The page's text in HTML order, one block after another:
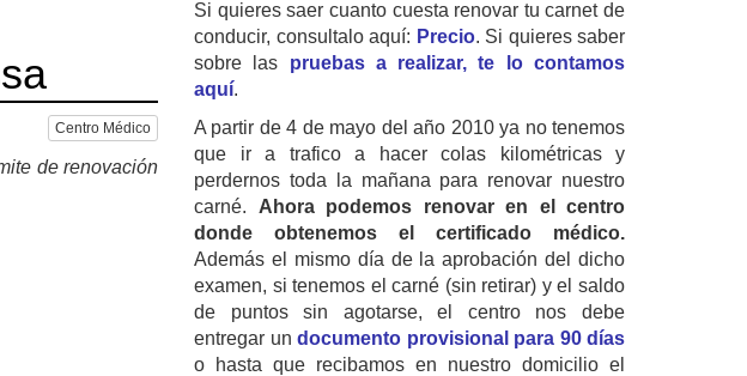
Centro Médico
de renovación
Si quieres saer cuanto cuesta renovar tu carnet de
conducir, consultalo aquí: Precio. Si quieres saber
sobre las pruebas a realizar, te lo contamos
aquí.
A partir de 4 de mayo del año 2010 ya no tenemos
que ir a trafico a hacer colas kilométricas y
perdernos toda la mañana para renovar nuestro
carné. Ahora podemos renovar en el centro
donde obtenemos el certificado médico.
Además el mismo día de la aprobación del dicho
examen, si tenemos el carné (sin retirar) y el saldo
de puntos sin agotarse, el centro nos debe
entregar un documento provisional para 90 días
o hasta que recibamos en nuestro domicilio el